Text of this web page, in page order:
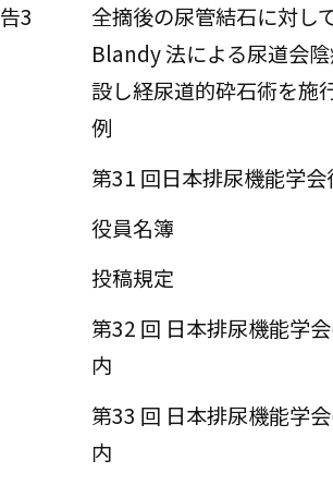
告3
全摘後の尿管結石に対し
Blandy 法による尿道会
設し経尿道的砕石術を施
例
第31 回日本排尿機能学会
役員名簿
投稿規定
第32 回 日本排尿機能学
内
第33 回 日本排尿機能学
内